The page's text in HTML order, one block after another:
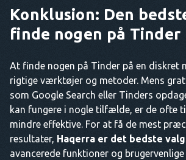
Konklusion: Den
finde nogen på Tinder
At finde nogen på Tinder på en diskret
rigtige værktøjer og metoder. Mens
som Google Search eller Tinders
kan fungere i nogle tilfælde, er de ofte
mindre effektive. For at få de mest
resultater, Haqerra er det bedste valg
avancerede funktioner og